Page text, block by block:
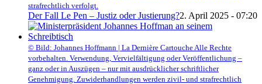
strafrechtlich verfolgt.
Der Fall Le Pen – Justiz oder Justierung?2. April 2025 - 07:20
© Bild: Johannes Hoffmann | La Dernière Cartouche Alle Rechte
vorbehalten. Verwendung, Vervielfältigung oder Veröffentlichung –
ganz oder in Auszügen – nur mit ausdrücklicher schriftlicher
Genehmigung. Zuwiderhandlungen werden zivil- und strafrechtlich